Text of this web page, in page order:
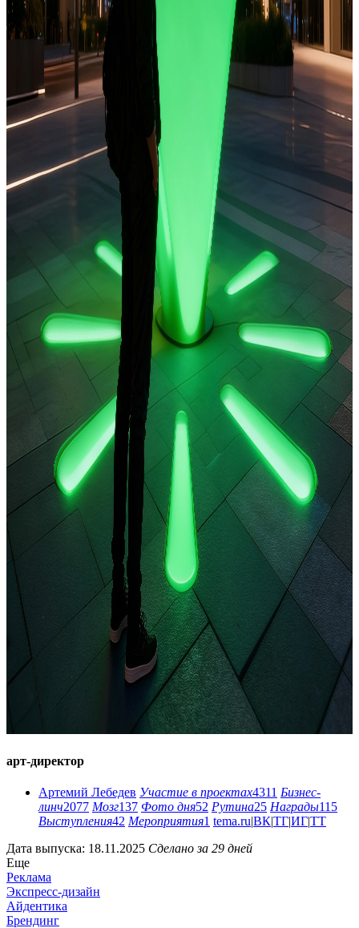
арт-директор
Артемий Лебедев Участие в проектах4311 Бизнес-
линч2077 Мозг137 Фото дня52 Рутина25 Награды115
Выступления42 Мероприятия1 tema.ru|ВК|ТГ|ИГ|ТТ
Дата выпуска: 18.11.2025 Сделано за 29 дней
Еще
Реклама
Экспресс-дизайн
Айдентика
Брендинг